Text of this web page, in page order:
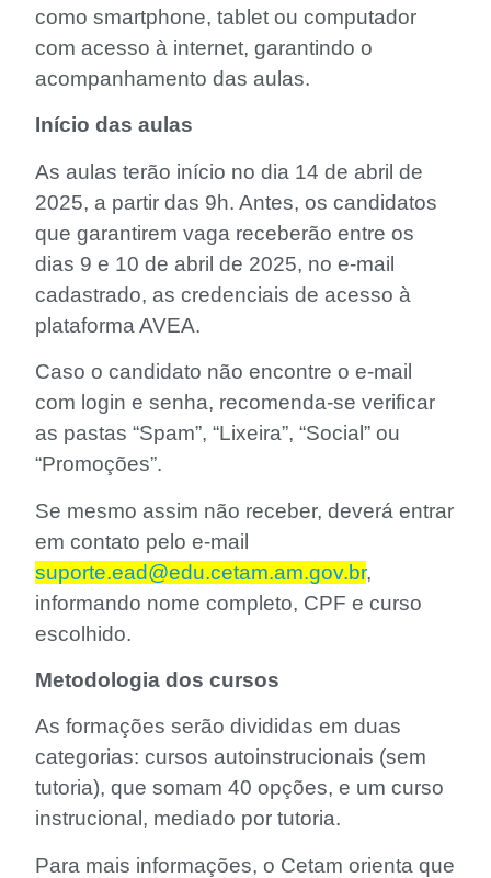
como smartphone, tablet ou computador
com acesso à internet, garantindo o
acompanhamento das aulas.
Início das aulas
As aulas terão início no dia 14 de abril de
2025, a partir das 9h. Antes, os candidatos
que garantirem vaga receberão entre os
dias 9 e 10 de abril de 2025, no e-mail
cadastrado, as credenciais de acesso à
plataforma AVEA.
Caso o candidato não encontre o e-mail
com login e senha, recomenda-se verificar
as pastas “Spam”, “Lixeira”, “Social” ou
“Promoções”.
Se mesmo assim não receber, deverá entrar
em contato pelo e-mail
suporte.ead@edu.cetam.am.gov.br,
informando nome completo, CPF e curso
escolhido.
Metodologia dos cursos
As formações serão divididas em duas
categorias: cursos autoinstrucionais (sem
tutoria), que somam 40 opções, e um curso
instrucional, mediado por tutoria.
Para mais informações, o Cetam orienta que